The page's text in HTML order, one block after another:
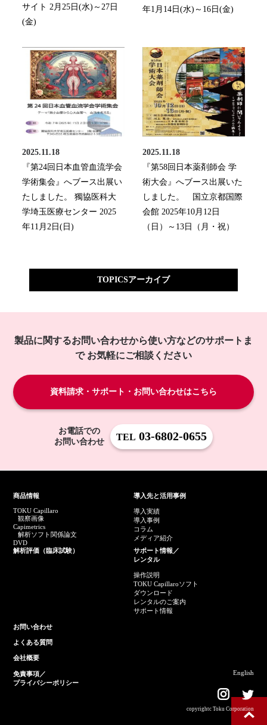
サイト 2月25日(水)～27日
(金)
年1月14日(水)～16日(金)
2025.11.18
『第24回日本血管血流学会
学術集会』へブース出展い
たしました。 獨協医科大
学埼玉医療センター 2025
年11月2日(日)
2025.11.18
『第58回日本薬剤師会 学
術大会』へブース出展いた
しました。 国立京都国際
会館 2025年10月12日
（日）～13日（月・祝）
TOPICSアーカイブ
製品に関するお問い合わせから使い方などのサポートま
で お気軽にご相談ください
資料請求・サポート・お問い合わせはこちら
お電話での
お問い合わせ
TEL 03-6802-0655
商品情報
TOKU Capillaro
観察画像
Capimetrics
解析ソフト関係論文
DVD
導入先と活用事例
導入実績
導入事例
コラム
メディア紹介
解析評価（臨床試験）
サポート情報／
レンタル
操作説明
TOKU Capillaroソフト
ダウンロード
レンタルのご案内
サポート情報
お問い合わせ
よくある質問
会社概要
免責事項／
プライバシーポリシー
English
copyrightc Toku Corporation